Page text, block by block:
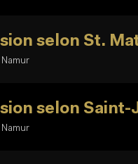
selon St.
selon Saint-